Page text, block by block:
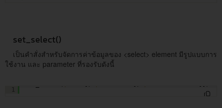
set_select()
เป็นคำสั่งสำหรับจัดการค่าข้อมูลของ <select> element มีรูปแบบการ
ใช้งาน และ parameter ที่รองรับดังนี้
1